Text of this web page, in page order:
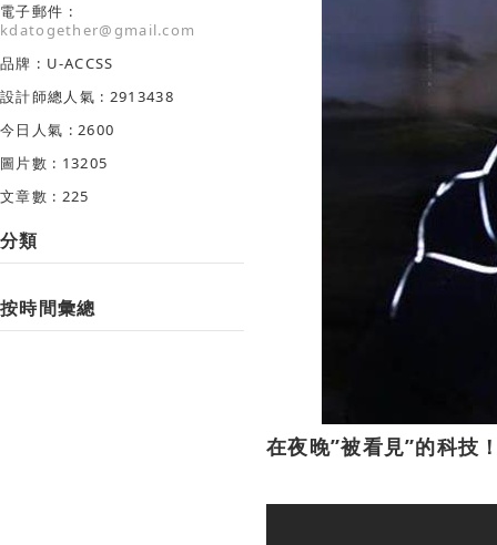
電子郵件 :
kdatogether@gmail.com
品牌 : U-ACCSS
設計師總人氣 : 2913438
今日人氣 : 2600
圖片數 : 13205
文章數 : 225
分類
按時間彙總
在夜晚”被看見”的科技